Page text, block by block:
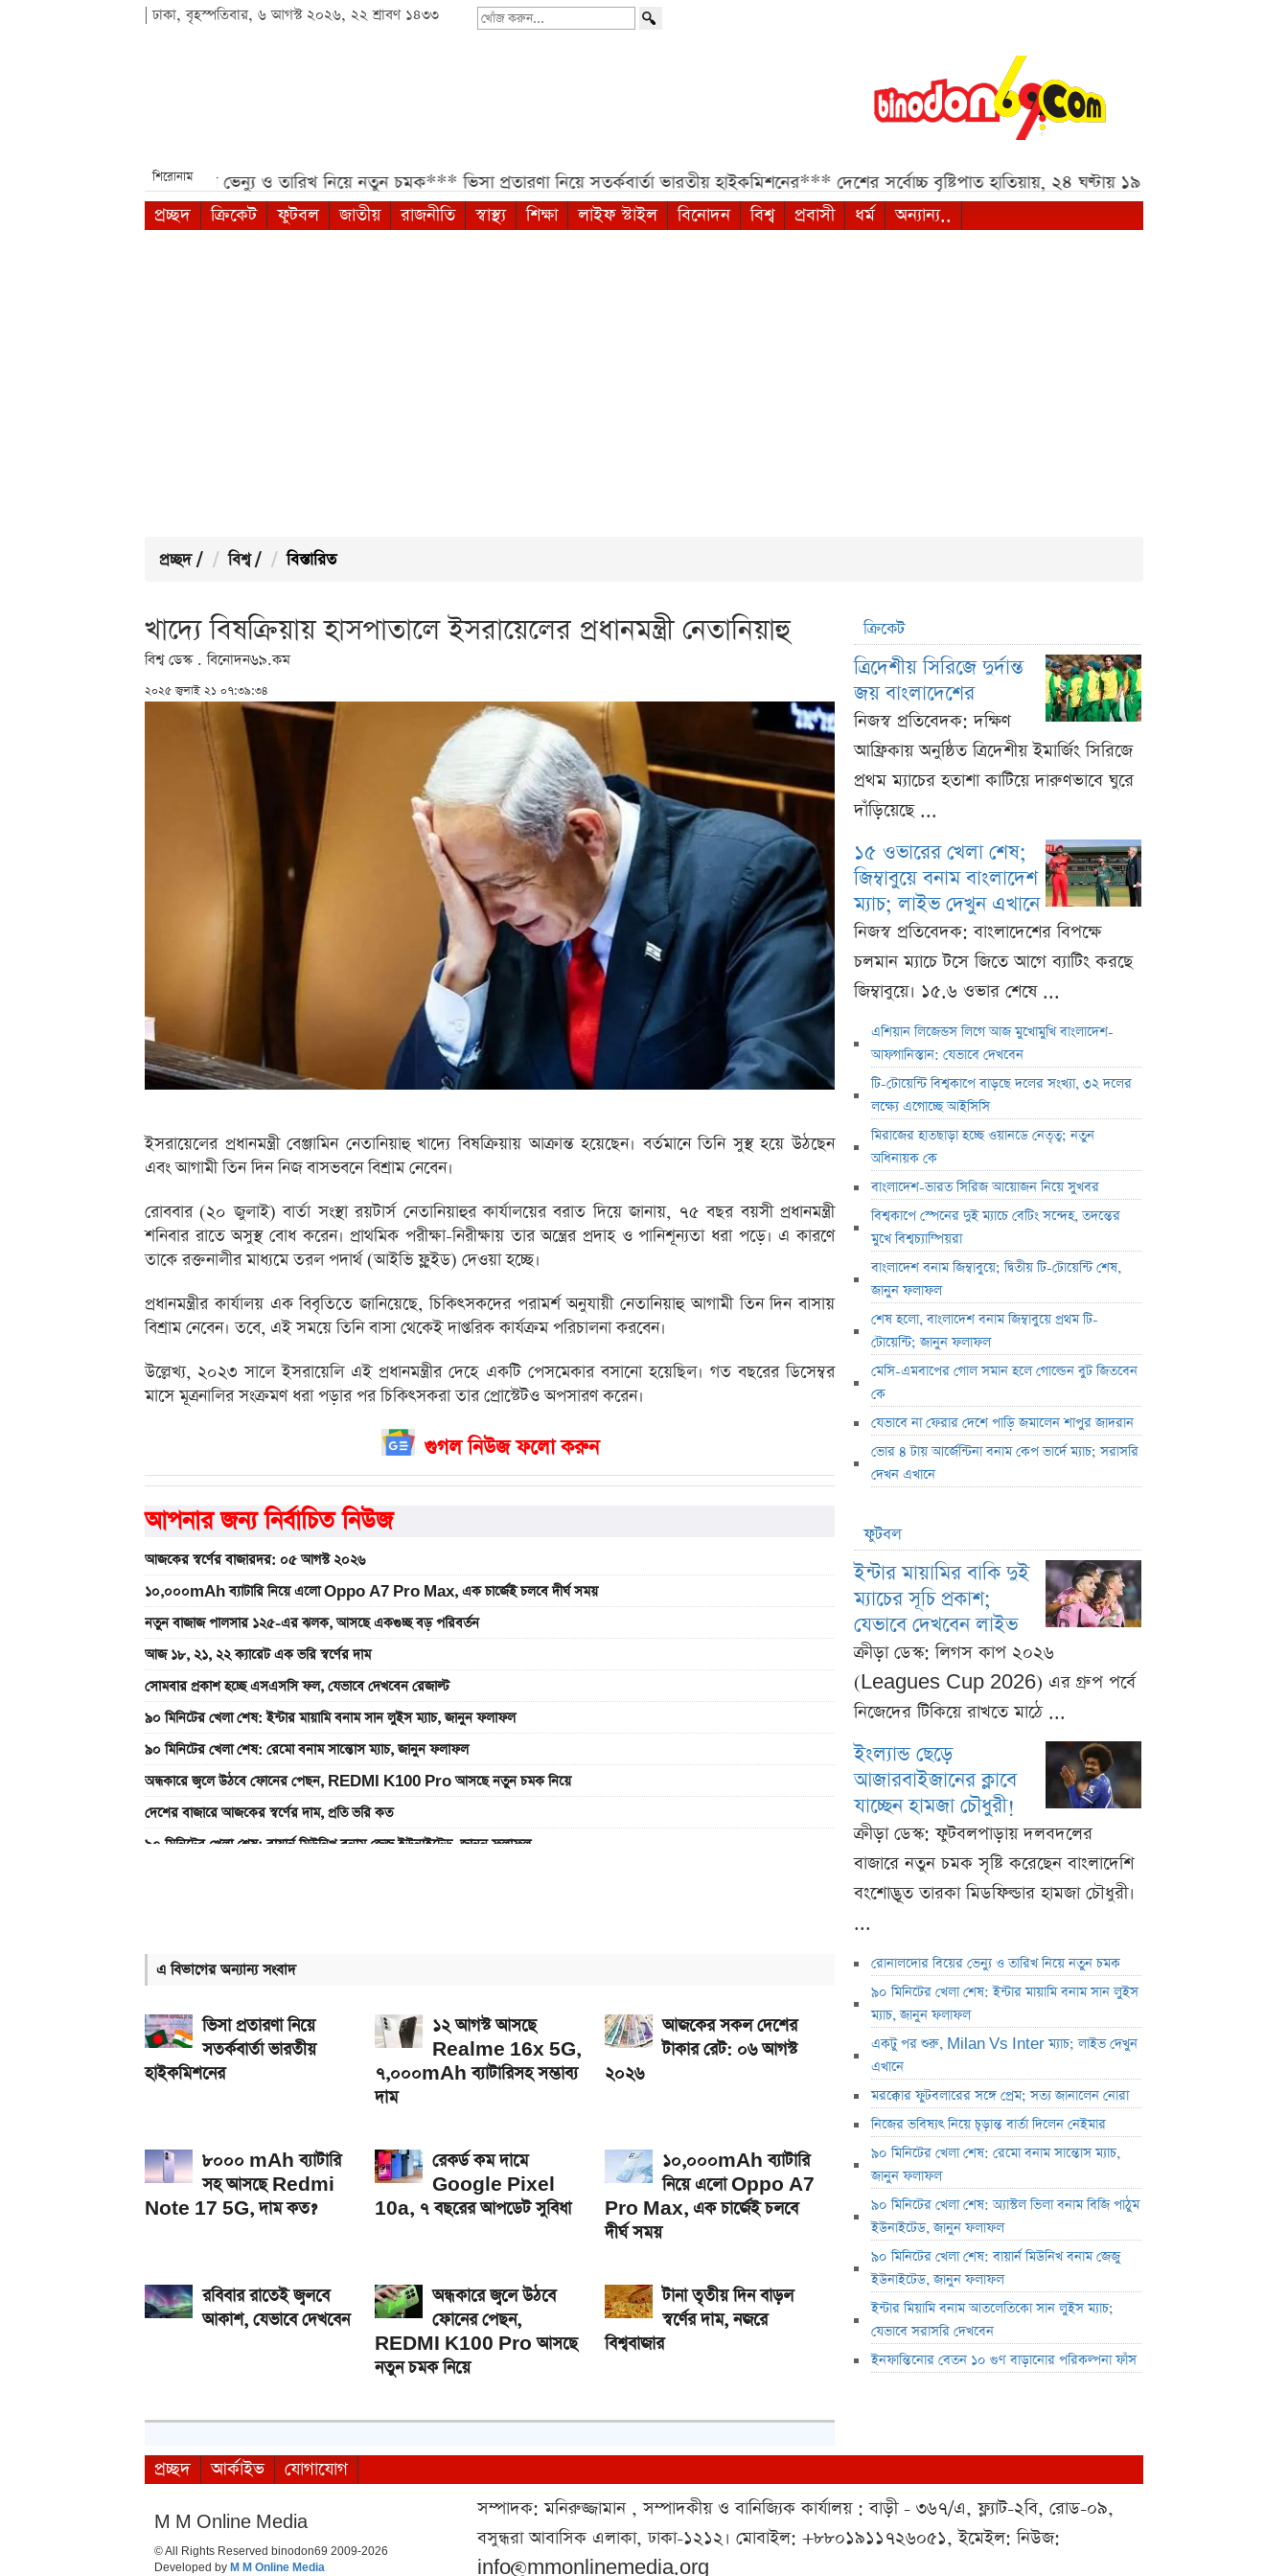
| ঢাকা, বৃহস্পতিবার, ৬ আগস্ট ২০২৬, ২২ শ্রাবণ ১৪৩৩
খোঁজ
শিরোনাম
রোনালদোর বিয়ের ভেন্যু ও তারিখ নিয়ে নতুন চমক*** ভিসা প্রতারণা নিয়ে সতর্কবার্তা ভারতীয় হাইকমিশনের*** দেশের সর্বোচ্চ বৃষ্টিপাত হাতিয়ায়, ২৪ ঘণ্টায় ১৯৮ মিমি***
প্রচ্ছদ
ক্রিকেট ফুটবল জাতীয় রাজনীতি স্বাস্থ্য শিক্ষা লাইফ স্টাইল বিনোদন বিশ্ব প্রবাসী ধর্ম অন্যান্য..
প্রচ্ছদ / বিশ্ব / বিস্তারিত
খাদ্যে বিষক্রিয়ায় হাসপাতালে ইসরায়েলের প্রধানমন্ত্রী নেতানিয়াহু
বিশ্ব ডেস্ক . বিনোদন৬৯.কম
২০২৫ জুলাই ২১ ০৭:৩৯:৩৪
ইসরায়েলের প্রধানমন্ত্রী বেঞ্জামিন নেতানিয়াহু খাদ্যে বিষক্রিয়ায় আক্রান্ত হয়েছেন। বর্তমানে তিনি সুস্থ হয়ে উঠছেন
এবং আগামী তিন দিন নিজ বাসভবনে বিশ্রাম নেবেন।
রোববার (২০ জুলাই) বার্তা সংস্থা রয়টার্স নেতানিয়াহুর কার্যালয়ের বরাত দিয়ে জানায়, ৭৫ বছর বয়সী প্রধানমন্ত্রী
শনিবার রাতে অসুস্থ বোধ করেন। প্রাথমিক পরীক্ষা-নিরীক্ষায় তার অন্ত্রের প্রদাহ ও পানিশূন্যতা ধরা পড়ে। এ কারণে
তাকে রক্তনালীর মাধ্যমে তরল পদার্থ (আইভি ফ্লুইড) দেওয়া হচ্ছে।
প্রধানমন্ত্রীর কার্যালয় এক বিবৃতিতে জানিয়েছে, চিকিৎসকদের পরামর্শ অনুযায়ী নেতানিয়াহু আগামী তিন দিন বাসায়
বিশ্রাম নেবেন। তবে, এই সময়ে তিনি বাসা থেকেই দাপ্তরিক কার্যক্রম পরিচালনা করবেন।
উল্লেখ্য, ২০২৩ সালে ইসরায়েলি এই প্রধানমন্ত্রীর দেহে একটি পেসমেকার বসানো হয়েছিল। গত বছরের ডিসেম্বর
মাসে মূত্রনালির সংক্রমণ ধরা পড়ার পর চিকিৎসকরা তার প্রোস্টেটও অপসারণ করেন।
গুগল নিউজ ফলো করুন
আপনার জন্য নির্বাচিত নিউজ
আজকের স্বর্ণের বাজারদর: ০৫ আগস্ট ২০২৬
১০,০০০mAh ব্যাটারি নিয়ে এলো Oppo A7 Pro Max, এক চার্জেই চলবে দীর্ঘ সময়
নতুন বাজাজ পালসার ১২৫-এর ঝলক, আসছে একগুচ্ছ বড় পরিবর্তন
আজ ১৮, ২১, ২২ ক্যারেট এক ভরি স্বর্ণের দাম
সোমবার প্রকাশ হচ্ছে এসএসসি ফল, যেভাবে দেখবেন রেজাল্ট
৯০ মিনিটের খেলা শেষ: ইন্টার মায়ামি বনাম সান লুইস ম্যাচ, জানুন ফলাফল
৯০ মিনিটের খেলা শেষ: রেমো বনাম সান্তোস ম্যাচ, জানুন ফলাফল
অন্ধকারে জ্বলে উঠবে ফোনের পেছন, REDMI K100 Pro আসছে নতুন চমক নিয়ে
দেশের বাজারে আজকের স্বর্ণের দাম, প্রতি ভরি কত
৯০ মিনিটের খেলা শেষ: বায়ার্ন মিউনিখ বনাম জেজু ইউনাইটেড, জানুন ফলাফল
একটু পর শুরু, চেলসি ও জুভেন্টাস ম্যাচ; লাইভ দেখুন এখানে
এ বিভাগের অন্যান্য সংবাদ
ভিসা প্রতারণা নিয়ে
সতর্কবার্তা ভারতীয়
হাইকমিশনের
১২ আগস্ট আসছে
Realme 16x 5G,
৭,০০০mAh ব্যাটারিসহ সম্ভাব্য
দাম
আজকের সকল দেশের
টাকার রেট: ০৬ আগস্ট
২০২৬
৮০০০ mAh ব্যাটারি
সহ আসছে Redmi
Note 17 5G, দাম কত?
রেকর্ড কম দামে
Google Pixel
10a, ৭ বছরের আপডেট সুবিধা
১০,০০০mAh ব্যাটারি
নিয়ে এলো Oppo A7
Pro Max, এক চার্জেই চলবে
দীর্ঘ সময়
রবিবার রাতেই জ্বলবে
আকাশ, যেভাবে দেখবেন
অন্ধকারে জ্বলে উঠবে
ফোনের পেছন,
REDMI K100 Pro আসছে
নতুন চমক নিয়ে
টানা তৃতীয় দিন বাড়ল
স্বর্ণের দাম, নজরে
বিশ্ববাজার
ক্রিকেট
ত্রিদেশীয় সিরিজে দুর্দান্ত
জয় বাংলাদেশের
নিজস্ব প্রতিবেদক: দক্ষিণ
আফ্রিকায় অনুষ্ঠিত ত্রিদেশীয় ইমার্জিং সিরিজে
প্রথম ম্যাচের হতাশা কাটিয়ে দারুণভাবে ঘুরে
দাঁড়িয়েছে ...
১৫ ওভারের খেলা শেষ;
জিম্বাবুয়ে বনাম বাংলাদেশ
ম্যাচ; লাইভ দেখুন এখানে
নিজস্ব প্রতিবেদক: বাংলাদেশের বিপক্ষে
চলমান ম্যাচে টসে জিতে আগে ব্যাটিং করছে
জিম্বাবুয়ে। ১৫.৬ ওভার শেষে ...
এশিয়ান লিজেন্ডস লিগে আজ মুখোমুখি বাংলাদেশ-
আফগানিস্তান: যেভাবে দেখবেন
টি-টোয়েন্টি বিশ্বকাপে বাড়ছে দলের সংখ্যা, ৩২ দলের
লক্ষ্যে এগোচ্ছে আইসিসি
মিরাজের হাতছাড়া হচ্ছে ওয়ানডে নেতৃত্ব; নতুন
অধিনায়ক কে
বাংলাদেশ-ভারত সিরিজ আয়োজন নিয়ে সুখবর
বিশ্বকাপে স্পেনের দুই ম্যাচে বেটিং সন্দেহ, তদন্তের
মুখে বিশ্বচ্যাম্পিয়রা
বাংলাদেশ বনাম জিম্বাবুয়ে; দ্বিতীয় টি-টোয়েন্টি শেষ,
জানুন ফলাফল
শেষ হলো, বাংলাদেশ বনাম জিম্বাবুয়ে প্রথম টি-
টোয়েন্টি; জানুন ফলাফল
মেসি-এমবাপের গোল সমান হলে গোল্ডেন বুট জিতবেন
কে
যেভাবে না ফেরার দেশে পাড়ি জমালেন শাপুর জাদরান
ভোর ৪ টায় আর্জেন্টিনা বনাম কেপ ভার্দে ম্যাচ; সরাসরি
দেখন এখানে
ফুটবল
ইন্টার মায়ামির বাকি দুই
ম্যাচের সূচি প্রকাশ;
যেভাবে দেখবেন লাইভ
ক্রীড়া ডেস্ক: লিগস কাপ ২০২৬
(Leagues Cup 2026) এর গ্রুপ পর্বে
নিজেদের টিকিয়ে রাখতে মাঠে ...
ইংল্যান্ড ছেড়ে
আজারবাইজানের ক্লাবে
যাচ্ছেন হামজা চৌধুরী!
ক্রীড়া ডেস্ক: ফুটবলপাড়ায় দলবদলের
বাজারে নতুন চমক সৃষ্টি করেছেন বাংলাদেশি
বংশোদ্ভূত তারকা মিডফিল্ডার হামজা চৌধুরী।
...
রোনালদোর বিয়ের ভেন্যু ও তারিখ নিয়ে নতুন চমক
৯০ মিনিটের খেলা শেষ: ইন্টার মায়ামি বনাম সান লুইস
ম্যাচ, জানুন ফলাফল
একটু পর শুরু, Milan Vs Inter ম্যাচ; লাইভ দেখুন
এখানে
মরক্কোর ফুটবলারের সঙ্গে প্রেম; সত্য জানালেন নোরা
নিজের ভবিষ্যৎ নিয়ে চূড়ান্ত বার্তা দিলেন নেইমার
৯০ মিনিটের খেলা শেষ: রেমো বনাম সান্তোস ম্যাচ,
জানুন ফলাফল
৯০ মিনিটের খেলা শেষ: অ্যাস্টল ভিলা বনাম বিজি পাঠুম
ইউনাইটেড, জানুন ফলাফল
৯০ মিনিটের খেলা শেষ: বায়ার্ন মিউনিখ বনাম জেজু
ইউনাইটেড, জানুন ফলাফল
ইন্টার মিয়ামি বনাম আতলেতিকো সান লুইস ম্যাচ;
যেভাবে সরাসরি দেখবেন
ইনফান্তিনোর বেতন ১০ গুণ বাড়ানোর পরিকল্পনা ফাঁস
প্রচ্ছদ আর্কাইভ যোগাযোগ
M M Online Media
© All Rights Reserved binodon69 2009-2026
Developed by M M Online Media
সম্পাদক: মনিরুজ্জামান , সম্পাদকীয় ও বানিজ্যিক কার্যালয় : বাড়ী - ৩৬৭/এ, ফ্ল্যাট-২বি, রোড-০৯,
বসুন্ধরা আবাসিক এলাকা, ঢাকা-১২১২। মোবাইল: +৮৮০১৯১১৭২৬০৫১, ইমেইল: নিউজ:
info@mmonlinemedia.org